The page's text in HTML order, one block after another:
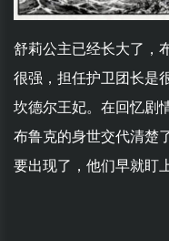
舒莉公主已经长大了，
很强，担任护卫团长是
坎德尔王妃。在回忆剧
布鲁克的身世交代清楚
要出现了，他们早就盯